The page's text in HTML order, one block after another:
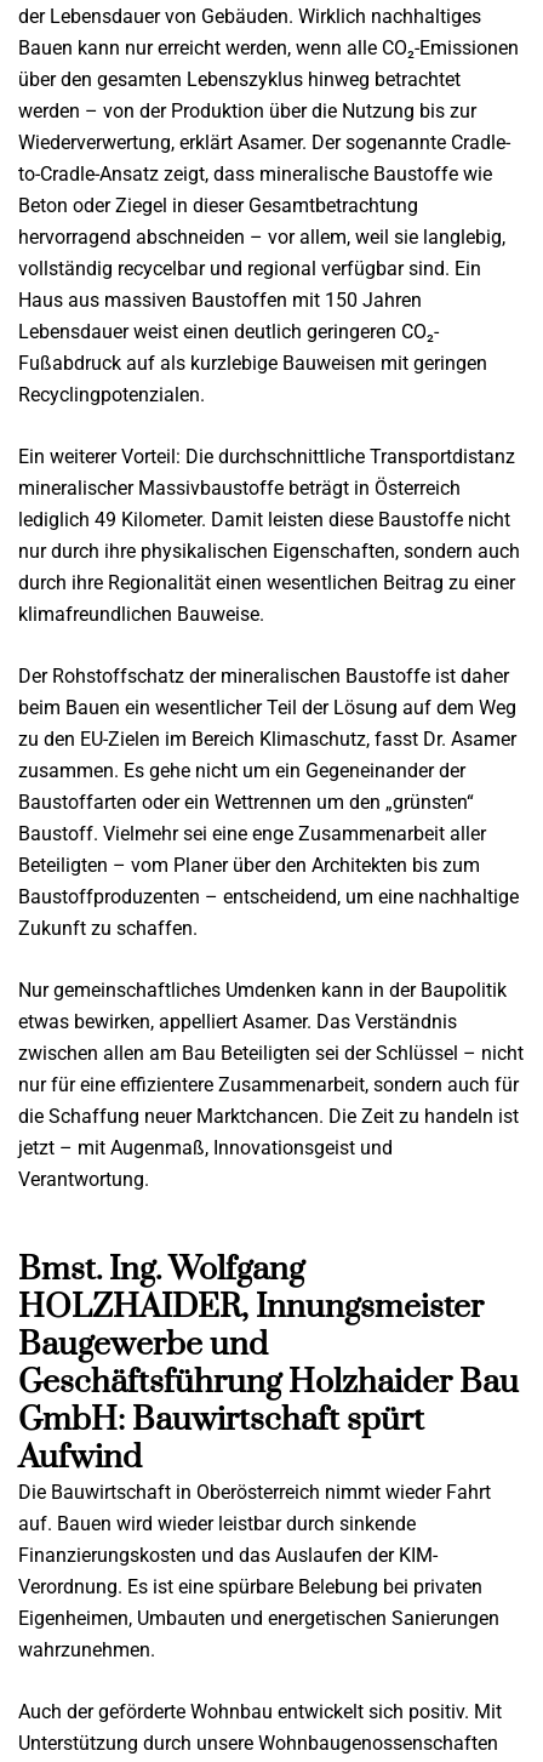
der Lebensdauer von Gebäuden. Wirklich nachhaltiges
Bauen kann nur erreicht werden, wenn alle CO₂-Emissionen
über den gesamten Lebenszyklus hinweg betrachtet
werden – von der Produktion über die Nutzung bis zur
Wiederverwertung, erklärt Asamer. Der sogenannte Cradle-
to-Cradle-Ansatz zeigt, dass mineralische Baustoffe wie
Beton oder Ziegel in dieser Gesamtbetrachtung
hervorragend abschneiden – vor allem, weil sie langlebig,
vollständig recycelbar und regional verfügbar sind. Ein
Haus aus massiven Baustoffen mit 150 Jahren
Lebensdauer weist einen deutlich geringeren CO₂-
Fußabdruck auf als kurzlebige Bauweisen mit geringen
Recyclingpotenzialen.
Ein weiterer Vorteil: Die durchschnittliche Transportdistanz
mineralischer Massivbaustoffe beträgt in Österreich
lediglich 49 Kilometer. Damit leisten diese Baustoffe nicht
nur durch ihre physikalischen Eigenschaften, sondern auch
durch ihre Regionalität einen wesentlichen Beitrag zu einer
klimafreundlichen Bauweise.
Der Rohstoffschatz der mineralischen Baustoffe ist daher
beim Bauen ein wesentlicher Teil der Lösung auf dem Weg
zu den EU-Zielen im Bereich Klimaschutz, fasst Dr. Asamer
zusammen. Es gehe nicht um ein Gegeneinander der
Baustoffarten oder ein Wettrennen um den „grünsten“
Baustoff. Vielmehr sei eine enge Zusammenarbeit aller
Beteiligten – vom Planer über den Architekten bis zum
Baustoffproduzenten – entscheidend, um eine nachhaltige
Zukunft zu schaffen.
Nur gemeinschaftliches Umdenken kann in der Baupolitik
etwas bewirken, appelliert Asamer. Das Verständnis
zwischen allen am Bau Beteiligten sei der Schlüssel – nicht
nur für eine effizientere Zusammenarbeit, sondern auch für
die Schaffung neuer Marktchancen. Die Zeit zu handeln ist
jetzt – mit Augenmaß, Innovationsgeist und
Verantwortung.
Bmst. Ing. Wolfgang
HOLZHAIDER, Innungsmeister
Baugewerbe und
Geschäftsführung Holzhaider Bau
GmbH: Bauwirtschaft spürt
Aufwind
Die Bauwirtschaft in Oberösterreich nimmt wieder Fahrt
auf. Bauen wird wieder leistbar durch sinkende
Finanzierungskosten und das Auslaufen der KIM-
Verordnung. Es ist eine spürbare Belebung bei privaten
Eigenheimen, Umbauten und energetischen Sanierungen
wahrzunehmen.
Auch der geförderte Wohnbau entwickelt sich positiv. Mit
Unterstützung durch unsere Wohnbaugenossenschaften